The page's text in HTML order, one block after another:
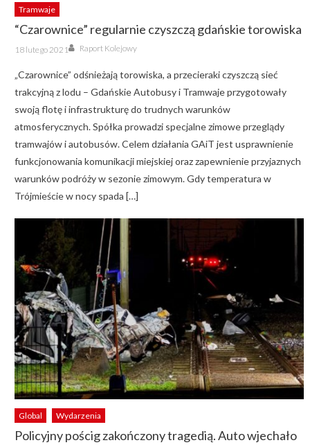
Tramwaje
“Czarownice” regularnie czyszczą gdańskie torowiska
Posted
on
18 lutego 2021 Author
Raport Kolejowy
„Czarownice” odśnieżają torowiska, a przecieraki czyszczą sieć
trakcyjną z lodu – Gdańskie Autobusy i Tramwaje przygotowały
swoją flotę i infrastrukturę do trudnych warunków
atmosferycznych. Spółka prowadzi specjalne zimowe przeglądy
tramwajów i autobusów. Celem działania GAiT jest usprawnienie
funkcjonowania komunikacji miejskiej oraz zapewnienie przyjaznych
warunków podróży w sezonie zimowym. Gdy temperatura w
Trójmieście w nocy spada […]
Global Wydarzenia
Policyjny pościg zakończony tragedią. Auto wjechało